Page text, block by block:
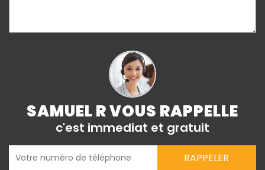
SAMUEL R VOUS RAPPELLE
c'est immediat et gratuit